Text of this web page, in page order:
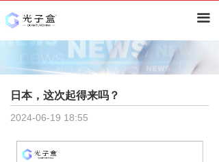
끀
首页
深度
ꀂ 技术分析
行业分析
日本，这次起得来吗？
2024-06-19 18:55